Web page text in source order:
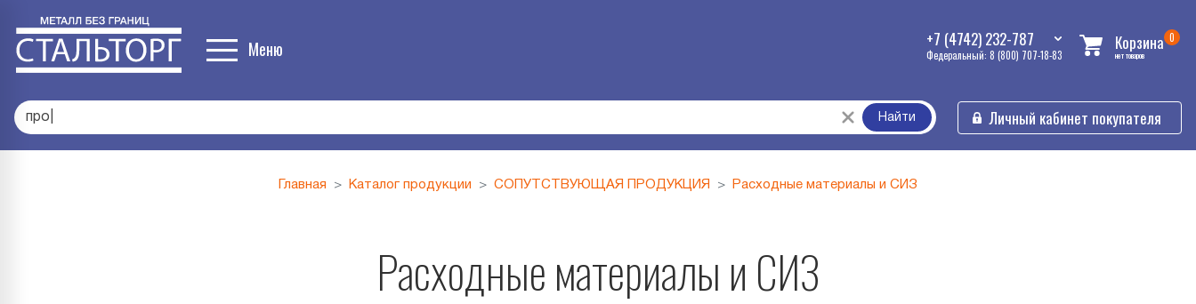
Меню +7 (4742) 232-787
Федеральный: 8 (800) 707-18-83
Корзина 0
нет товаров
профлист С21 Найти Личный кабинет покупателя
Главная Каталог продукции СОПУТСТВУЮЩАЯ ПРОДУКЦИЯ Расходные материалы и СИЗ
Расходные материалы и СИЗ